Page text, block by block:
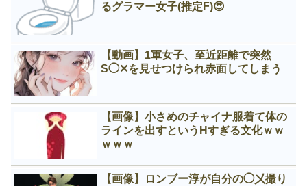
るグラマー女子(推定F)😍
【動画】1軍女子、至近距離で突然
S◯✕を見せつけられ赤面してしまう
【画像】小さめのチャイナ服着て体の
ラインを出すというНすぎる文化ｗｗ
ｗｗｗ
【画像】ロンブー淳が自分の◯㐅撮り